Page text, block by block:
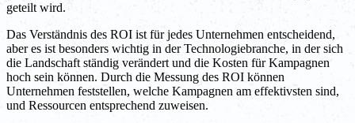
geteilt wird.
Das Verständnis des ROI ist für jedes Unternehmen entscheidend,
aber es ist besonders wichtig in der Technologiebranche, in der sich
die Landschaft ständig verändert und die Kosten für Kampagnen
hoch sein können. Durch die Messung des ROI können
Unternehmen feststellen, welche Kampagnen am effektivsten sind,
und Ressourcen entsprechend zuweisen.